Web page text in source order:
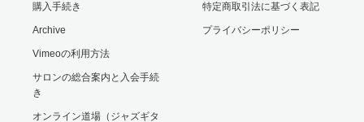
購入手続き
Archive
Vimeoの利用方法
サロンの総合案内と入会手続
き
オンライン道場（ジャズギタ
特定商取引法に基づく表記
プライバシーポリシー